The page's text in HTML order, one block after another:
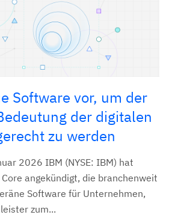
Software vor, um der
der digitalen
zu werden
2026 IBM (NYSE: IBM) hat
angekündigt, die branchenweit
Software für Unternehmen,
zum...